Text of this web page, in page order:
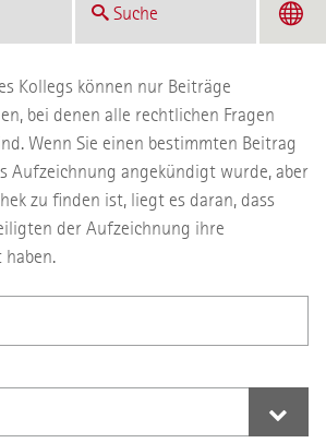
Suche
Kollegs können nur Beiträge
bei denen alle rechtlichen Fragen
Wenn Sie einen bestimmten Beitrag
Aufzeichnung angekündigt wurde, aber
zu finden ist, liegt es daran, dass
der Aufzeichnung ihre